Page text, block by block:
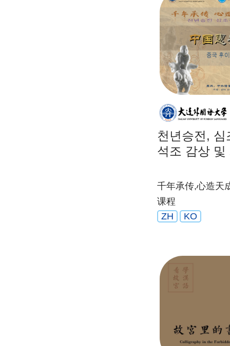
천년승전,
석조 감상 및
千年承传,心造天
课程
ZH
KO